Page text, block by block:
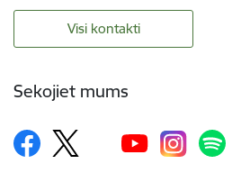
Visi kontakti
Sekojiet mums